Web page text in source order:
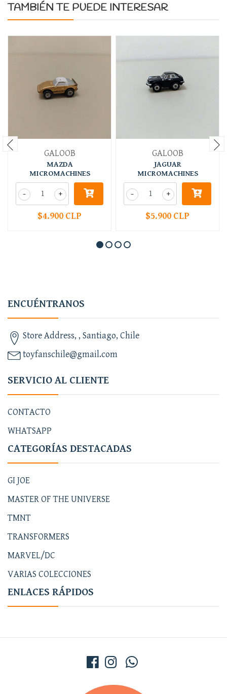
TAMBIÉN TE PUEDE INTERESAR
GALOOB
MAZDA
MICROMACHINES
+
-
$4.900 CLP
GALOOB
JAGUAR
MICROMACHINES
+
-
$5.900 CLP
ENCUÉNTRANOS
Store Address, , Santiago, Chile
toyfanschile@gmail.com
SERVICIO AL CLIENTE
CONTACTO
WHATSAPP
CATEGORÍAS DESTACADAS
GI JOE
MASTER OF THE UNIVERSE
TMNT
TRANSFORMERS
MARVEL/DC
VARIAS COLECCIONES
ENLACES RÁPIDOS